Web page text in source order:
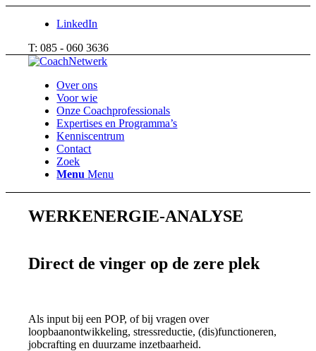
LinkedIn
T: 085 - 060 3636
Over ons
Voor wie
Onze Coachprofessionals
Expertises en Programma’s
Kenniscentrum
Contact
Zoek
Menu Menu
WERKENERGIE-ANALYSE
Direct de vinger op de zere plek
Als input bij een POP, of bij vragen over
loopbaanontwikkeling, stressreductie, (dis)functioneren,
jobcrafting en duurzame inzetbaarheid.